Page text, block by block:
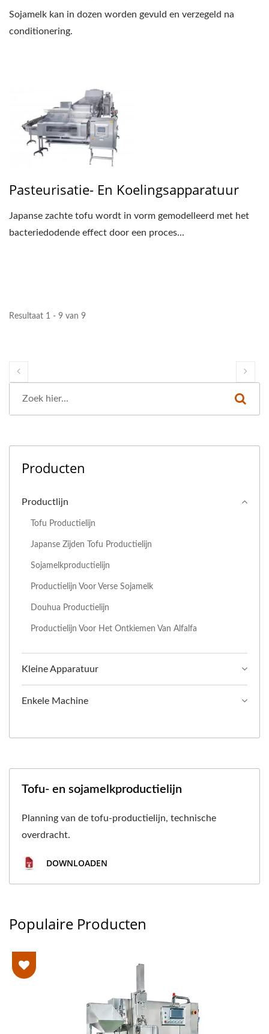
Sojamelk kan in dozen worden gevuld en verzegeld na
conditionering.
Pasteurisatie- En Koelingsapparatuur
Japanse zachte tofu wordt in vorm gemodelleerd met het
bacteriedodende effect door een proces...
Resultaat 1 - 9 van 9
Producten
Productlijn
Tofu Productielijn
Japanse Zijden Tofu Productielijn
Sojamelkproductielijn
Productielijn Voor Verse Sojamelk
Douhua Productielijn
Productielijn Voor Het Ontkiemen Van Alfalfa
Kleine Apparatuur
Enkele Machine
Tofu- en sojamelkproductielijn
Planning van de tofu-productielijn, technische
overdracht.
DOWNLOADEN
Populaire Producten